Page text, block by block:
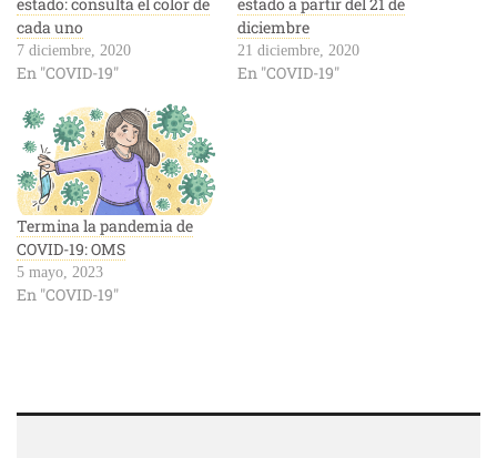
cada uno
7 diciembre, 2020
En "COVID-19"
diciembre
21 diciembre, 2020
En "COVID-19"
Termina la pandemia de
COVID-19: OMS
5 mayo, 2023
En "COVID-19"